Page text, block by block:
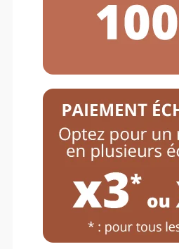
Mountain
Dolor sit amet